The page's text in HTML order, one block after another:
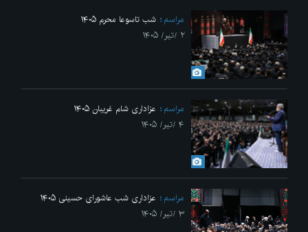
مراسم
شب تاسوعا محرم ۱۴۰۵
۲ /تیر/ ۱۴۰۵
مراسم
عزاداری شام غریبان ۱۴۰۵
۴ /تیر/ ۱۴۰۵
مراسم
عزاداری شب عاشورای حسینی ۱۴۰۵
۳ /تیر/ ۱۴۰۵